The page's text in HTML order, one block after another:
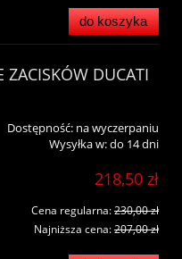
do koszyka
ZACISKÓW DUCATI
Dostępność: na wyczerpaniu
Wysyłka w:do 14 dni
218,50 zł
Cena regularna:230,00 zł
Najniższa cena:207,00 zł